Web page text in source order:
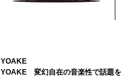
YOAKE
YOAKE 変幻自在の音楽性で話題を